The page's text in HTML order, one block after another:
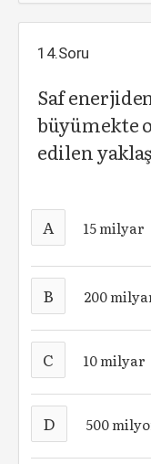
14.Soru
Saf
büyümekte
edilen
A 15 milyar
B 200
C 10 milyar
D 500